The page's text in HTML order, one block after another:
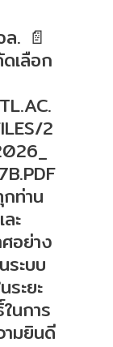
. 📄
เลือก
2
ท่าน
ะ
อย่าง
ระบบ
ระยะ
นการ
มยินดี